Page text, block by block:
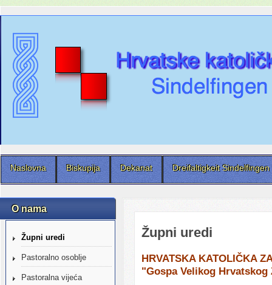
Naslovna Biskupija Dekanat Dreifaltigkeit Sindelfingen
O nama
Župni uredi
Pastoralno osoblje
Pastoralna vijeća
Župni uredi
HRVATSKA KATOLIČKA
"Gospa Velikog Hrvatskog